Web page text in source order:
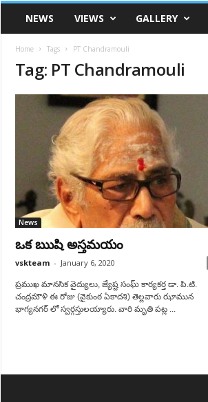
VSK
TelanganaNEWS VIEWS GALLERY
Home Tags PT Chandramouli
Tag: PT Chandramouli
News
ఒక ఋషి అస్తమయం
vskteam - January 6, 2020
ప్రముఖ మానసిక వైద్యులు, జ్యేష్ట సంఘ్ కార్యకర్త డా. పి.టి.
చంద్రమౌళి ఈ రోజు (వైకుంఠ ఏకాదశి) తెల్లవారు ఝామున
భాగ్యనగర్ లో స్వర్గస్తులయ్యారు. వారి మృతి పట్ల ...